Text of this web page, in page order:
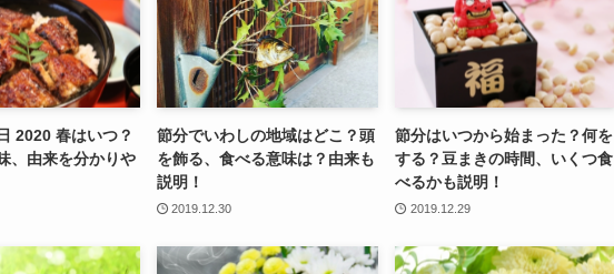
2020 春はいつ？
、由来を分かりや
節分でいわしの地域はどこ？頭
を飾る、食べる意味は？由来も
説明！
2019.12.30
節分はいつから始まった？何を
する？豆まきの時間、いくつ食
べるかも説明！
2019.12.29